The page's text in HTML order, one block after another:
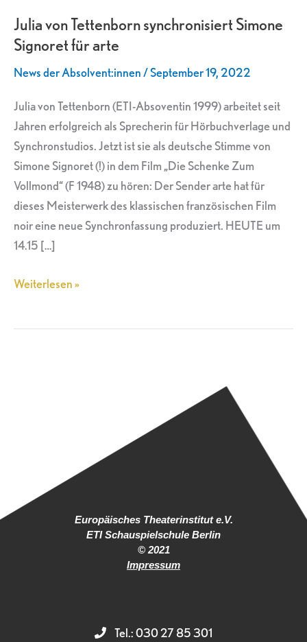
Julia von Tettenborn synchronisiert Simone
Signoret für arte
News der Absolvent:innen/September 19, 2022
Julia von Tettenborn (ETI-Absoventin 1999) arbeitet seit
Jahren erfolgreich als Sprecherin für Hörbuchverlage und
Synchronstudios. Jetzt ist sie als deutsche Stimme von
Simone Signoret (!) in dem Film „Die Schenke Zum
Vollmond“ (F 1948) zu hören: Der Sender arte hat für
dieses Meisterwerk des klassischen französischen Film
noir eine neue Synchronfassung produziert. HEUTE um
14.15 […]
synchronisiert
Simone
Signoret
arte
Weiterlesen »
Europäisches Theaterinstitut e.V.
ETI Schauspielschule Berlin
© 2021
Impressum
Tel.: 030 27 85 301